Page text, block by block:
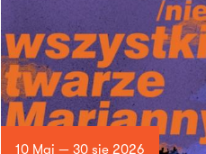
10 Maj — 30 sie 2026